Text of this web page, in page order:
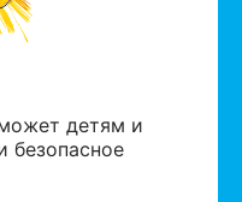
детям и
безопасное